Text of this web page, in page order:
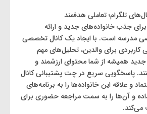
تلگرام؛ تعاملی هدفمند
جذب خانواده‌های جدید و ارائه
مدرسه است. با ایجاد یک کانال تخصصی
کاربردی برای والدین، تحلیل‌های مهم
جدید همیشه از شما محتوای ارزشمند و
پاسخگویی سریع در چت پشتیبانی کانال
و علاقه این خانواده‌ها را به برنامه‌های
و آن‌ها را به سمت مراجعه حضوری برای
می‌کند.